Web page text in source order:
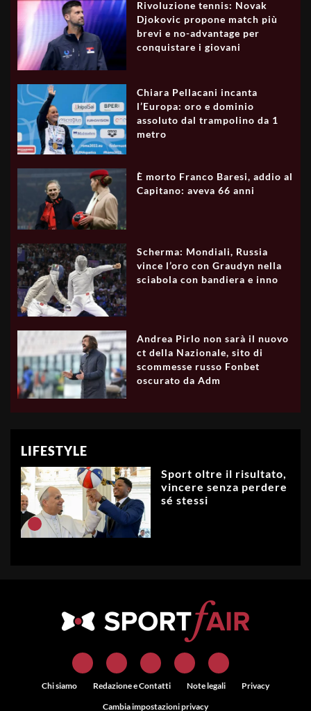
Rivoluzione tennis: Novak
Djokovic propone match più
brevi e no-advantage per
conquistare i giovani
Chiara Pellacani incanta
l’Europa: oro e dominio
assoluto dal trampolino da 1
metro
È morto Franco Baresi, addio al
Capitano: aveva 66 anni
Scherma: Mondiali, Russia
vince l’oro con Graudyn nella
sciabola con bandiera e inno
Andrea Pirlo non sarà il nuovo
ct della Nazionale, sito di
scommesse russo Fonbet
oscurato da Adm
LIFESTYLE
Sport oltre il risultato,
vincere senza perdere
sé stessi
Chi siamo Redazione e Contatti Note legali
Privacy
Cambia impostazioni privacy